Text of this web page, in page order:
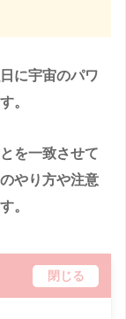
に宇宙のパワ
。
を一致させて
やり方や注意
。
閉じる